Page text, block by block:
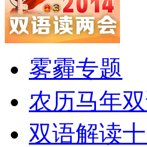
雾霾专题
农历马年
双语解读